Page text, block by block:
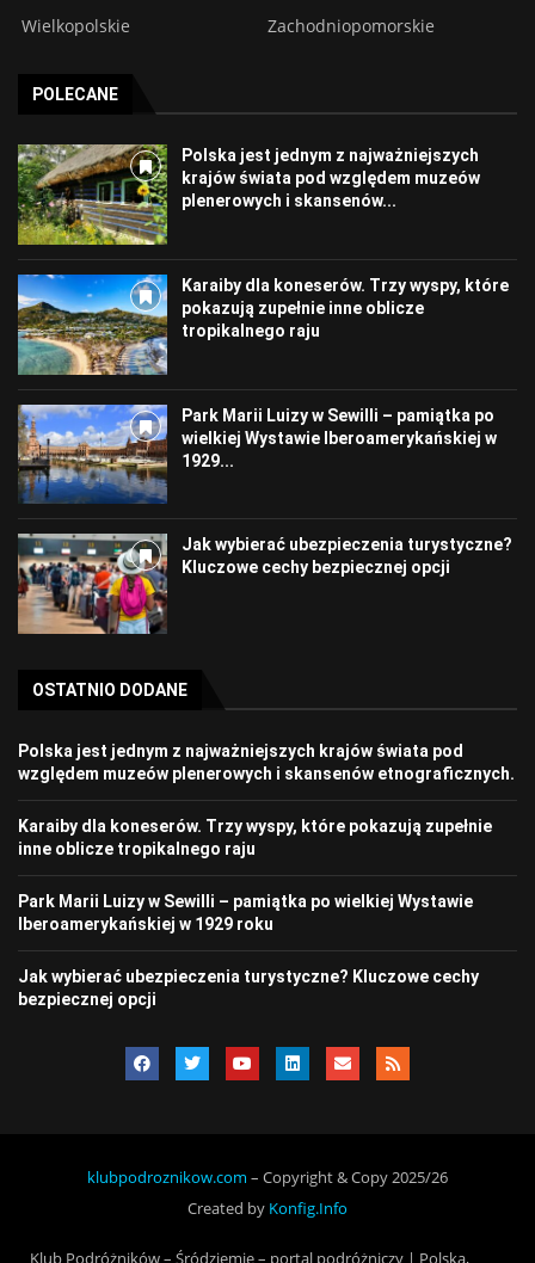
Wielkopolskie Zachodniopomorskie
POLECANE
Polska jest jednym z najważniejszych
krajów świata pod względem muzeów
plenerowych i skansenów...
Karaiby dla koneserów. Trzy wyspy, które
pokazują zupełnie inne oblicze
tropikalnego raju
Park Marii Luizy w Sewilli – pamiątka po
wielkiej Wystawie Iberoamerykańskiej w
1929...
Jak wybierać ubezpieczenia turystyczne?
Kluczowe cechy bezpiecznej opcji
OSTATNIO DODANE
Polska jest jednym z najważniejszych krajów świata pod
względem muzeów plenerowych i skansenów etnograficznych.
Karaiby dla koneserów. Trzy wyspy, które pokazują zupełnie
inne oblicze tropikalnego raju
Park Marii Luizy w Sewilli – pamiątka po wielkiej Wystawie
Iberoamerykańskiej w 1929 roku
Jak wybierać ubezpieczenia turystyczne? Kluczowe cechy
bezpiecznej opcji
klubpodroznikow.com – Copyright & Copy 2025/26
Created by Konfig.Info
Klub Podróżników – Śródziemie – portal podróżniczy | Polska,